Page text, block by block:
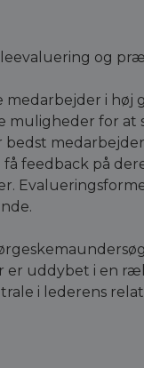
og
i høj
muligheder for
få feedback på
er uddybet i en
i lederens